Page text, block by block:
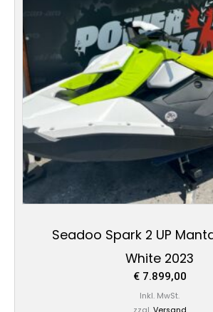
Seadoo Spark 2 UP
White 2023
€7.899,00
Inkl. MwSt.